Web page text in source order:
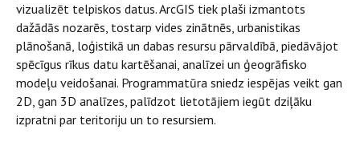
vizualizēt telpiskos datus. ArcGIS tiek plaši izmantots
dažādās nozarēs, tostarp vides zinātnēs, urbanistikas
plānošanā, loģistikā un dabas resursu pārvaldībā, piedāvājot
spēcīgus rīkus datu kartēšanai, analīzei un ģeogrāfisko
modeļu veidošanai. Programmatūra sniedz iespējas veikt gan
2D, gan 3D analīzes, palīdzot lietotājiem iegūt dziļāku
izpratni par teritoriju un to resursiem.